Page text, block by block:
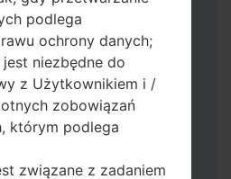
klawisz zasilania i
głośności.
urządzenie do
powinien wykryć
pojawi się numer
przywracania ustawień
i automatycznego
podlega
ochrony danych;
niezbędne do
z Użytkownikiem i /
zobowiązań
którym podlega
związane z zadaniem